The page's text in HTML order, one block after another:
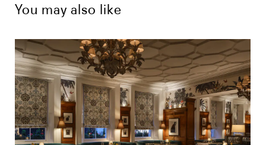
You may also like